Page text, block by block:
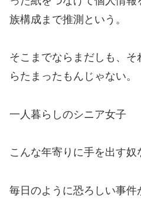
族構成まで推測という。
そこまでならまだしも、
らたまったもんじゃない。
一人暮らしのシニア女子
こんな年寄りに手を出す
毎日のように恐ろしい事件